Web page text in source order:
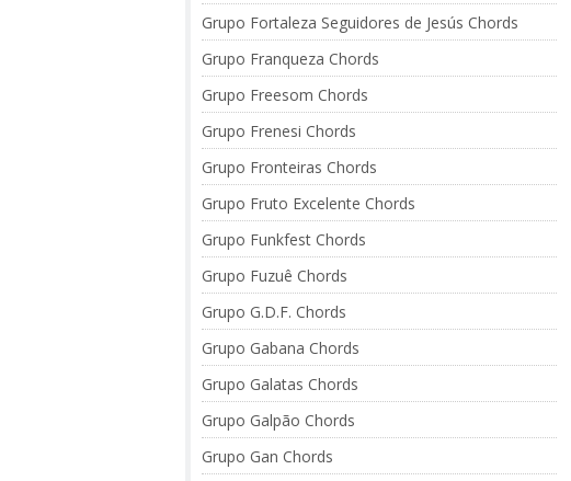
Grupo Fortaleza Seguidores de Jesús Chords
Grupo Franqueza Chords
Grupo Freesom Chords
Grupo Frenesi Chords
Grupo Fronteiras Chords
Grupo Fruto Excelente Chords
Grupo Funkfest Chords
Grupo Fuzuê Chords
Grupo G.D.F. Chords
Grupo Gabana Chords
Grupo Galatas Chords
Grupo Galpão Chords
Grupo Gan Chords